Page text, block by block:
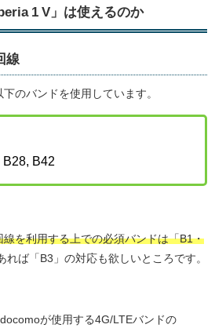
1 V」は使えるのか
線
のバンドを使用しています。
B28, B42
を利用する上での必須バンドは「B1・
れば「B3」の対応も欲しいところです。
docomoが使用する4G/LTEバンドの